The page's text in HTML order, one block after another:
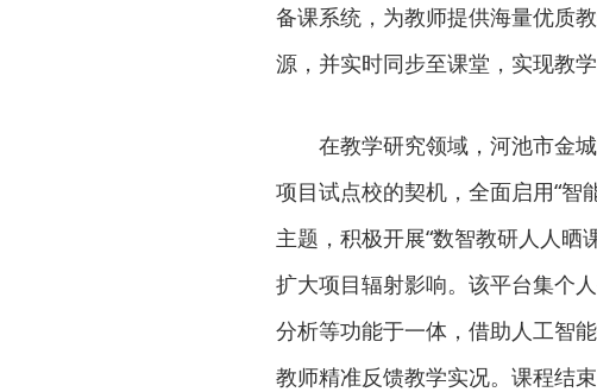
备课系统，为教师提供海量优质
源，并实时同步至课堂，实现教
在教学研究领域，河池市金
项目试点校的契机，全面启用“智
主题，积极开展“数智教研人人晒
扩大项目辐射影响。该平台集个
分析等功能于一体，借助人工智
教师精准反馈教学实况。课程结